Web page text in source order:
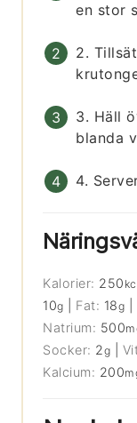
en stor
2.
3. Häll
blanda
4.
Kalorier: 250
10g Fat: 18g
Natrium: 500
Socker: 2g
Kalcium: 200